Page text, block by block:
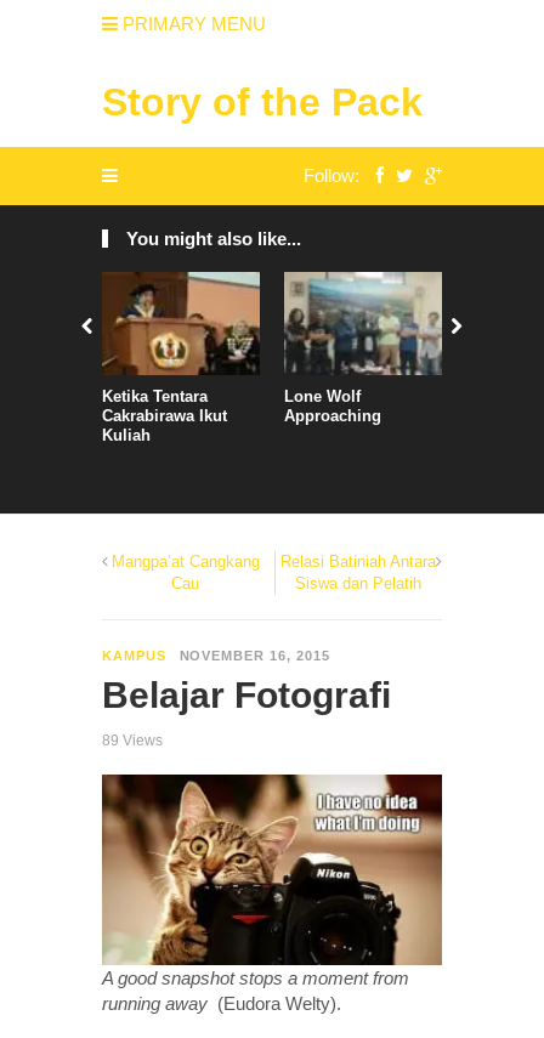
PRIMARY MENU
Story of the Pack
Follow:
You might also like...
Ketika Tentara
Cakrabirawa Ikut
Kuliah
Lone Wolf
Approaching
Mangpa’at Cangkang
Cau
Relasi Batiniah Antara
Siswa dan Pelatih
KAMPUS NOVEMBER 16, 2015
Belajar Fotografi
89 Views
A good snapshot stops a moment from
running away (Eudora Welty).